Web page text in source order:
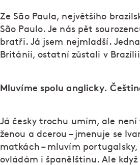
Ze São Paula, největšího
São Paulo. Je nás pět
bratři. Já jsem nejmladší.
Británii, ostatní zůstali v
Mluvíme spolu anglicky.
Já česky trochu umím, ale
ženou a dcerou – jmenuje se
matkách – mluvím
ovládám i španělštinu. Ale